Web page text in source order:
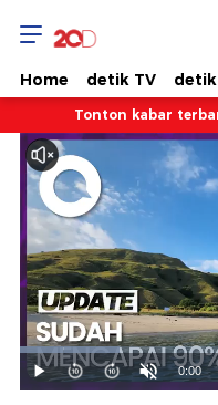
Home detik TV
Tonton kabar
Mainkan
Suara
Hidup
Waktu
0:00
Dimuat:
21.79%